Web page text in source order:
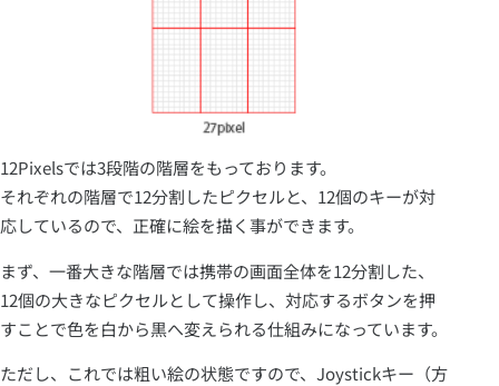
12Pixelsでは3段階の階層をもっております。
それぞれの階層で12分割したピクセルと、12個のキーが対
応しているので、正確に絵を描く事ができます。
まず、一番大きな階層では携帯の画面全体を12分割した、
12個の大きなピクセルとして操作し、対応するボタンを押
すことで色を白から黒へ変えられる仕組みになっています。
ただし、これでは粗い絵の状態ですので、Joystickキー（方